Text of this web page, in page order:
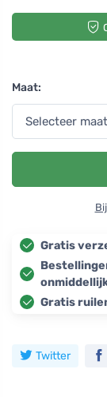
Maat:
Gratis
Gratis
Twitter